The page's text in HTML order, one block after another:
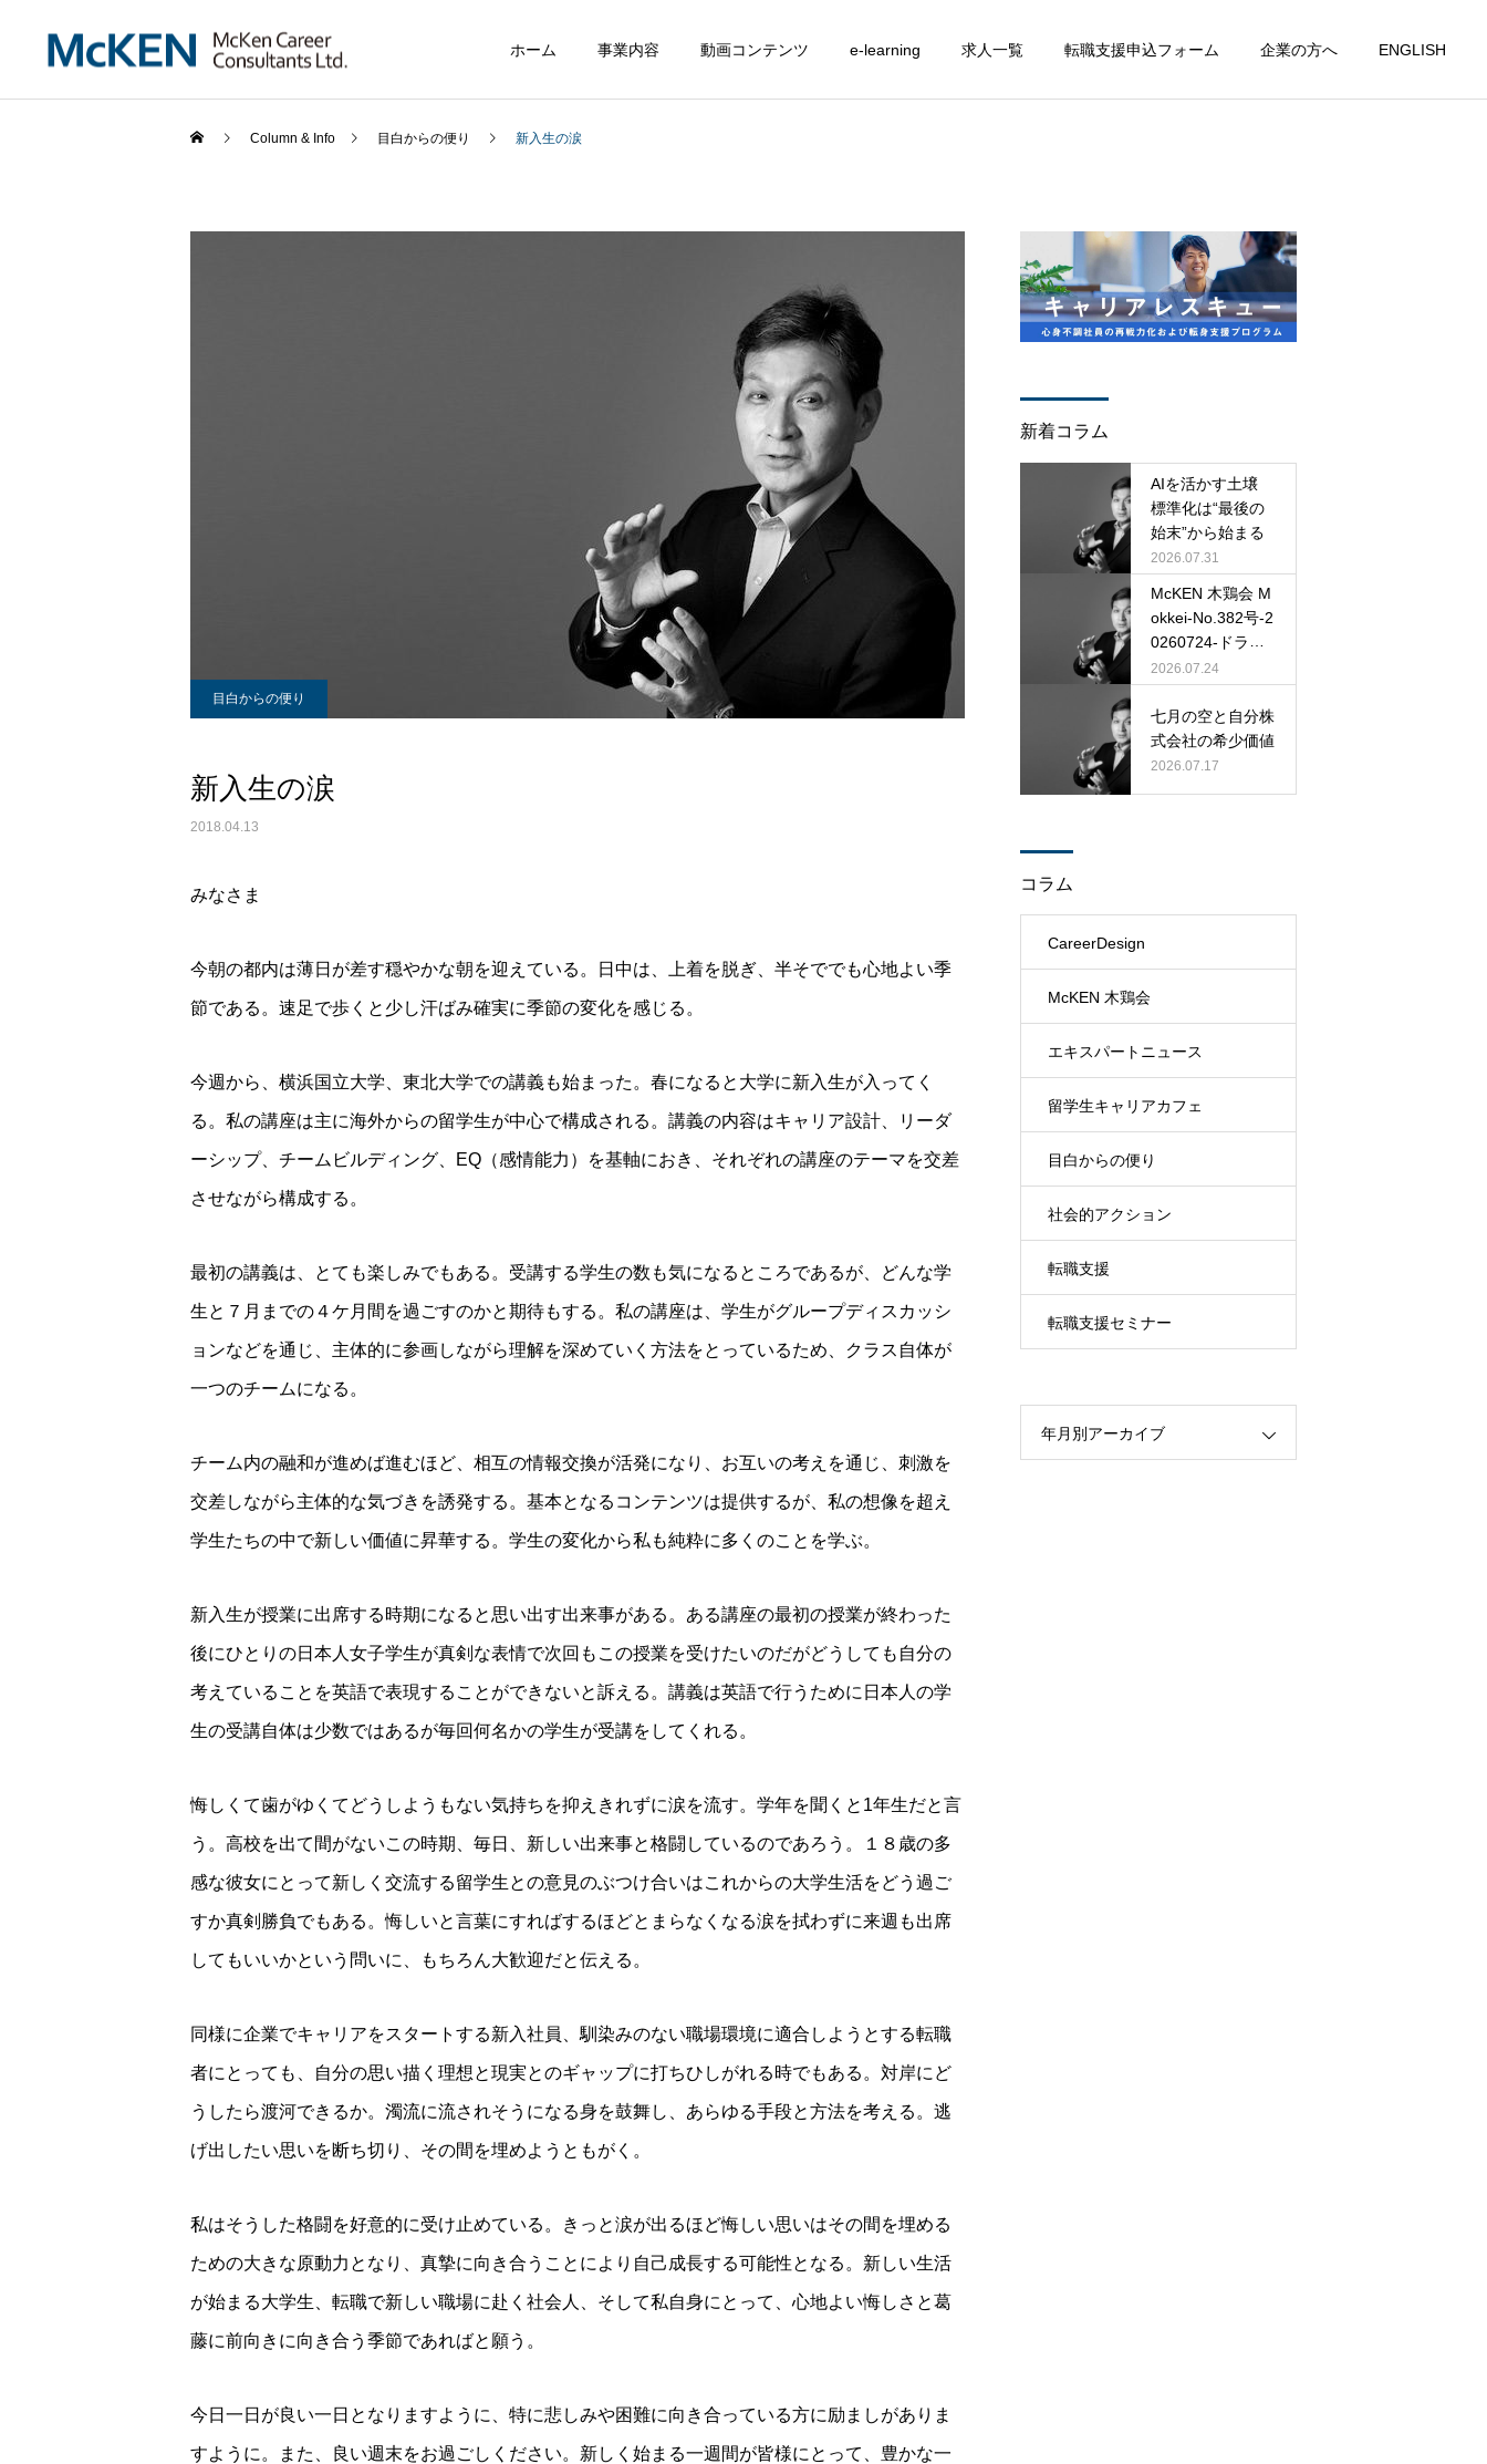
ホーム 事業内容 動画コンテンツ e-learning 求人一覧 転職支援申込フォーム 企業の方へ ENGLISH
Column & Info 目白からの便り 新入生の涙
目白からの便り
新入生の涙
2018.04.13
みなさま
今朝の都内は薄日が差す穏やかな朝を迎えている。日中は、上着を脱ぎ、半そででも心地よい季
節である。速足で歩くと少し汗ばみ確実に季節の変化を感じる。
今週から、横浜国立大学、東北大学での講義も始まった。春になると大学に新入生が入ってく
る。私の講座は主に海外からの留学生が中心で構成される。講義の内容はキャリア設計、リーダ
ーシップ、チームビルディング、EQ（感情能力）を基軸におき、それぞれの講座のテーマを交差
させながら構成する。
最初の講義は、とても楽しみでもある。受講する学生の数も気になるところであるが、どんな学
生と７月までの４ケ月間を過ごすのかと期待もする。私の講座は、学生がグループディスカッシ
ョンなどを通じ、主体的に参画しながら理解を深めていく方法をとっているため、クラス自体が
一つのチームになる。
チーム内の融和が進めば進むほど、相互の情報交換が活発になり、お互いの考えを通じ、刺激を
交差しながら主体的な気づきを誘発する。基本となるコンテンツは提供するが、私の想像を超え
学生たちの中で新しい価値に昇華する。学生の変化から私も純粋に多くのことを学ぶ。
新入生が授業に出席する時期になると思い出す出来事がある。ある講座の最初の授業が終わった
後にひとりの日本人女子学生が真剣な表情で次回もこの授業を受けたいのだがどうしても自分の
考えていることを英語で表現することができないと訴える。講義は英語で行うために日本人の学
生の受講自体は少数ではあるが毎回何名かの学生が受講をしてくれる。
悔しくて歯がゆくてどうしようもない気持ちを抑えきれずに涙を流す。学年を聞くと1年生だと言
う。高校を出て間がないこの時期、毎日、新しい出来事と格闘しているのであろう。１８歳の多
感な彼女にとって新しく交流する留学生との意見のぶつけ合いはこれからの大学生活をどう過ご
すか真剣勝負でもある。悔しいと言葉にすればするほどとまらなくなる涙を拭わずに来週も出席
してもいいかという問いに、もちろん大歓迎だと伝える。
同様に企業でキャリアをスタートする新入社員、馴染みのない職場環境に適合しようとする転職
者にとっても、自分の思い描く理想と現実とのギャップに打ちひしがれる時でもある。対岸にど
うしたら渡河できるか。濁流に流されそうになる身を鼓舞し、あらゆる手段と方法を考える。逃
げ出したい思いを断ち切り、その間を埋めようともがく。
私はそうした格闘を好意的に受け止めている。きっと涙が出るほど悔しい思いはその間を埋める
ための大きな原動力となり、真摯に向き合うことにより自己成長する可能性となる。新しい生活
が始まる大学生、転職で新しい職場に赴く社会人、そして私自身にとって、心地よい悔しさと葛
藤に前向きに向き合う季節であればと願う。
今日一日が良い一日となりますように、特に悲しみや困難に向き合っている方に励ましがありま
すように。また、良い週末をお過ごしください。新しく始まる一週間が皆様にとって、豊かな一
新着コラム
AIを活かす土壌
標準化は“最後の
始末”から始まる
2026.07.31
McKEN 木鶏会 M
okkei-No.382号-2
0260724-ドラッ
カー P. F. Druck
er
2026.07.24
七月の空と自分株
式会社の希少価値
2026.07.17
コラム
CareerDesign
McKEN 木鶏会
エキスパートニュース
留学生キャリアカフェ
（MRCC）
目白からの便り
社会的アクション
転職支援
転職支援セミナー
年月別アーカイブ